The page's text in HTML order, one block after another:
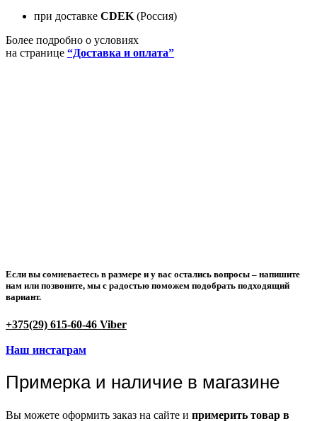
при доставке CDEK (Россия)
Более подробно о условиях
на странице “Доставка и оплата”
Если вы сомневаетесь в размере и у вас остались вопросы – напишите
нам или позвоните, мы с радостью поможем подобрать подходящий
вариант.
+375(29) 615-60-46 Viber
Наш инстаграм
Примерка и наличие в магазине
Вы можете оформить заказ на сайте и примерить товар в